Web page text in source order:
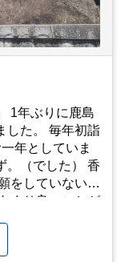
した。 毎年初詣
年としていま
。（でした） 香
まり良いことが
っとこさ。 3
かかる事1つ